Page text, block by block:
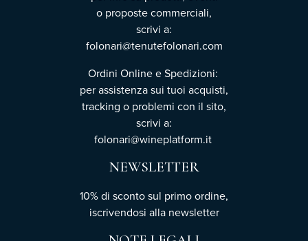
o proposte commerciali,
scrivi a:
folonari@tenutefolonari.com
Ordini Online e Spedizioni:
per assistenza sui tuoi acquisti,
tracking o problemi con il sito,
scrivi a:
folonari@wineplatform.it
NEWSLETTER
10% di sconto sul primo ordine,
iscrivendosi alla newsletter